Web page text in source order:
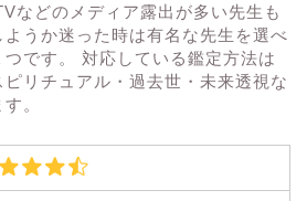
などのメディア露出が多い先生も
うか迷った時は有名な先生を選べ
です。 対応している鑑定方法は
リチュアル・過去世・未来透視な
。